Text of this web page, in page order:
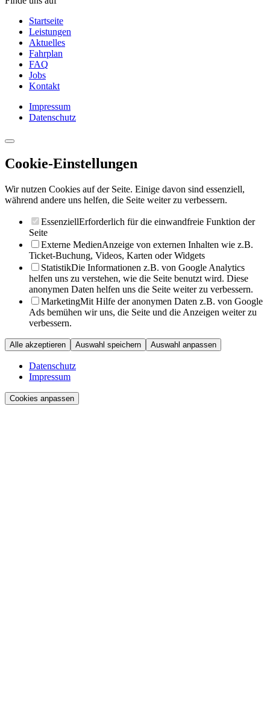
Startseite
Leistungen
Aktuelles
Fahrplan
FAQ
Jobs
Kontakt
Impressum
Datenschutz
Cookie-Einstellungen
Wir nutzen Cookies auf der Seite. Einige davon sind essenziell,
während andere uns helfen, die Seite weiter zu verbessern.
EssenziellErforderlich für die einwandfreie Funktion der
Seite
Externe MedienAnzeige von externen Inhalten wie z.B.
Ticket-Buchung, Videos, Karten oder Widgets
StatistikDie Informationen z.B. von Google Analytics
helfen uns zu verstehen, wie die Seite benutzt wird. Diese
anonymen Daten helfen uns die Seite weiter zu verbessern.
MarketingMit Hilfe der anonymen Daten z.B. von Google
Ads bemühen wir uns, die Seite und die Anzeigen weiter zu
verbessern.
Alle akzeptieren Auswahl speichern Auswahl anpassen
Datenschutz
Impressum
Cookies anpassen